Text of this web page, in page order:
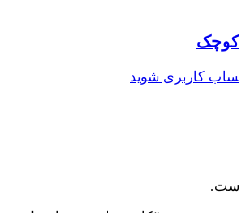
کوچک
کاربری شوید